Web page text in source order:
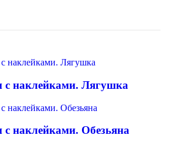
с наклейками. Лягушка
с наклейками. Обезьяна